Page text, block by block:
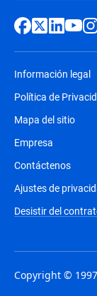
Información legal
Política de
Mapa del sitio
Empresa
Contáctenos
Ajustes de
Desistir del
Copyright ©